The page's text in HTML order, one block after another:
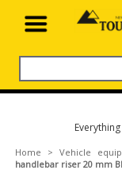
Home > Vehicle
handlebar riser 20 mm